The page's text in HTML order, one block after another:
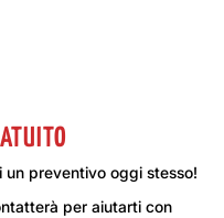
un preventivo oggi stesso!
per aiutarti con